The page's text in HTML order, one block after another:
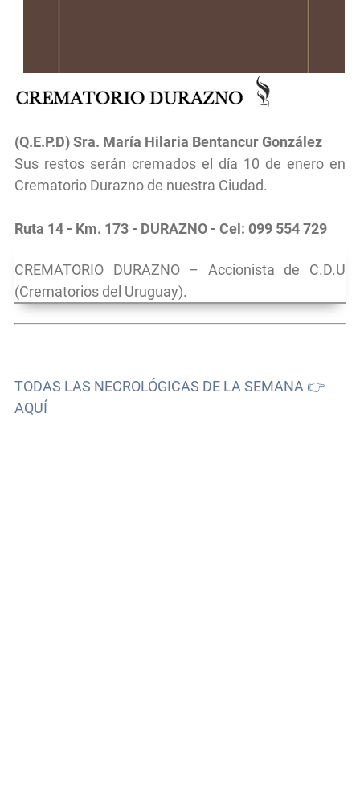
(Q.E.P.D) Sra. María Hilaria Bentancur González
Sus restos serán cremados el día 10 de enero en
Crematorio Durazno de nuestra Ciudad.
Ruta 14 - Km. 173 - DURAZNO - Cel: 099 554 729
CREMATORIO DURAZNO – Accionista de C.D.U
(Crematorios del Uruguay).
TODAS LAS NECROLÓGICAS DE LA SEMANA 👉
AQUÍ